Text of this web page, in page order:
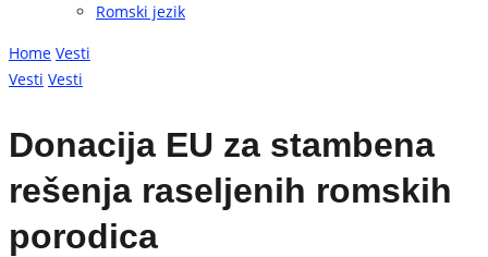
Romski jezik
Home Vesti
Vesti Vesti
Donacija EU za stambena
rešenja raseljenih romskih
porodica